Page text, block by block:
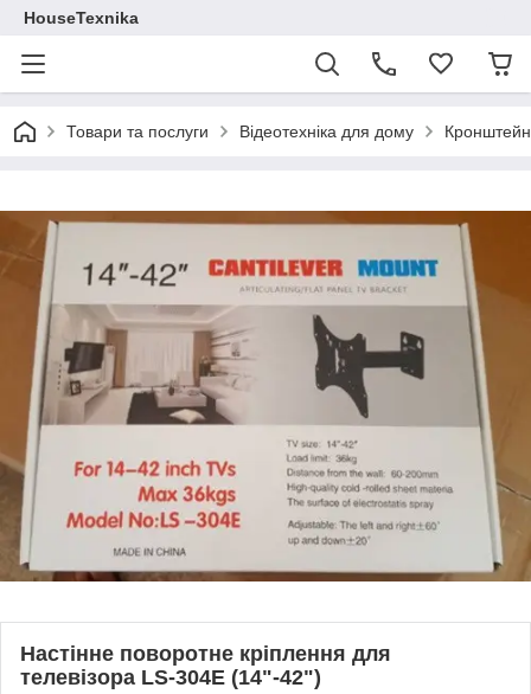
HouseTexnika
Товари та послуги Відеотехніка для дому
Настінне поворотне кріплення для
телевізора LS-304E (14"-42")